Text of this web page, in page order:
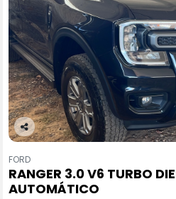
Co
pa
rtil
he
FORD
RANGER 3.0 V6 TURBO
AUTOMÁTICO